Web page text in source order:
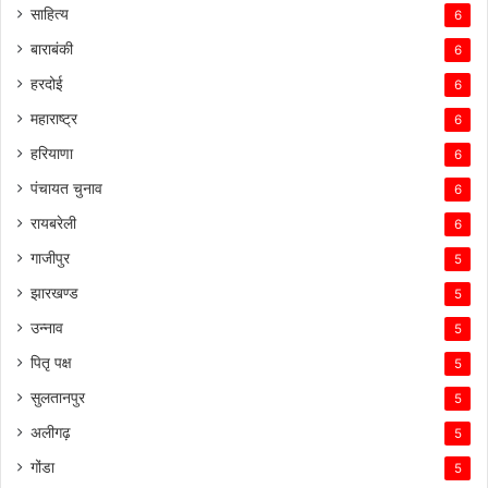
साहित्य 6
बाराबंकी 6
हरदोई 6
महाराष्ट्र 6
हरियाणा 6
पंचायत चुनाव 6
रायबरेली 6
गाजीपुर 5
झारखण्ड 5
उन्नाव 5
पितृ पक्ष 5
सुलतानपुर 5
अलीगढ़ 5
गोंडा 5